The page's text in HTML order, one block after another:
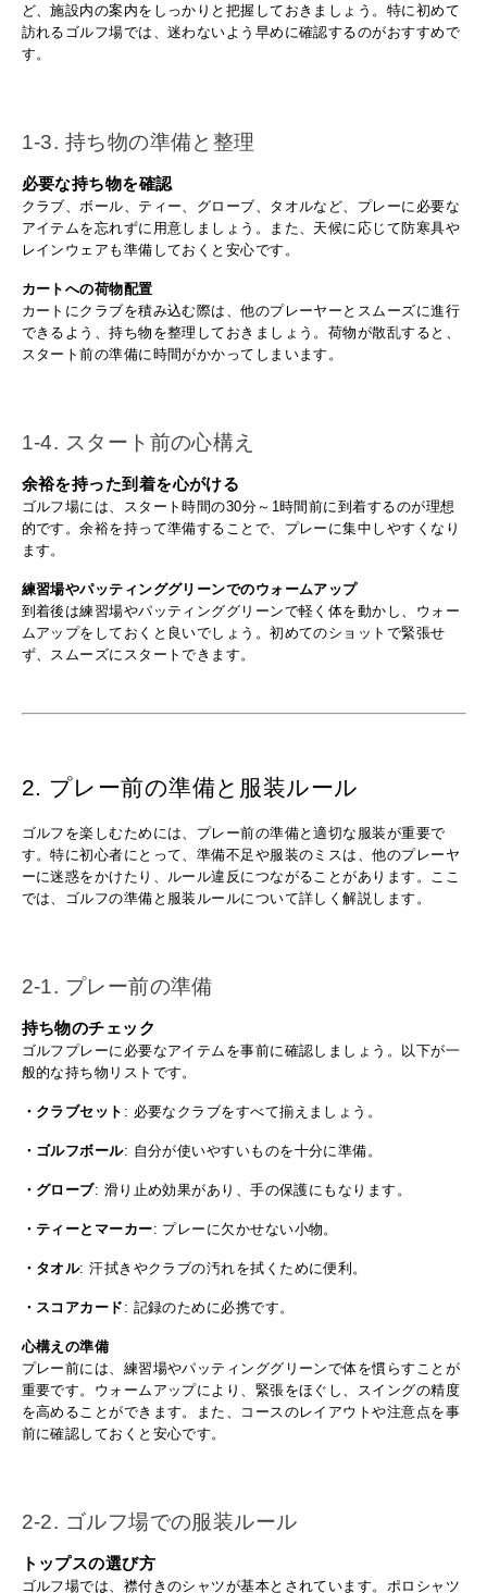
ど、施設内の案内をしっかりと把握しておきましょう。特に初めて
訪れるゴルフ場では、迷わないよう早めに確認するのがおすすめで
す。
1-3. 持ち物の準備と整理
必要な持ち物を確認
クラブ、ボール、ティー、グローブ、タオルなど、プレーに必要な
アイテムを忘れずに用意しましょう。また、天候に応じて防寒具や
レインウェアも準備しておくと安心です。
カートへの荷物配置
カートにクラブを積み込む際は、他のプレーヤーとスムーズに進行
できるよう、持ち物を整理しておきましょう。荷物が散乱すると、
スタート前の準備に時間がかかってしまいます。
1-4. スタート前の心構え
余裕を持った到着を心がける
ゴルフ場には、スタート時間の30分～1時間前に到着するのが理想
的です。余裕を持って準備することで、プレーに集中しやすくなり
ます。
練習場やパッティンググリーンでのウォームアップ
到着後は練習場やパッティンググリーンで軽く体を動かし、ウォー
ムアップをしておくと良いでしょう。初めてのショットで緊張せ
ず、スムーズにスタートできます。
2. プレー前の準備と服装ルール
ゴルフを楽しむためには、プレー前の準備と適切な服装が重要で
す。特に初心者にとって、準備不足や服装のミスは、他のプレーヤ
ーに迷惑をかけたり、ルール違反につながることがあります。ここ
では、ゴルフの準備と服装ルールについて詳しく解説します。
2-1. プレー前の準備
持ち物のチェック
ゴルフプレーに必要なアイテムを事前に確認しましょう。以下が一
般的な持ち物リストです。
・クラブセット : 必要なクラブをすべて揃えましょう。
・ゴルフボール: 自分が使いやすいものを十分に準備。
・グローブ: 滑り止め効果があり、手の保護にもなります。
・ティーとマーカー: プレーに欠かせない小物。
・タオル: 汗拭きやクラブの汚れを拭くために便利。
・スコアカード : 記録のために必携です。
心構えの準備
プレー前には、練習場やパッティンググリーンで体を慣らすことが
重要です。ウォームアップにより、緊張をほぐし、スイングの精度
を高めることができます。また、コースのレイアウトや注意点を事
前に確認しておくと安心です。
2-2. ゴルフ場での服装ルール
トップスの選び方
ゴルフ場では、襟付きのシャツが基本とされています。ポロシャツ